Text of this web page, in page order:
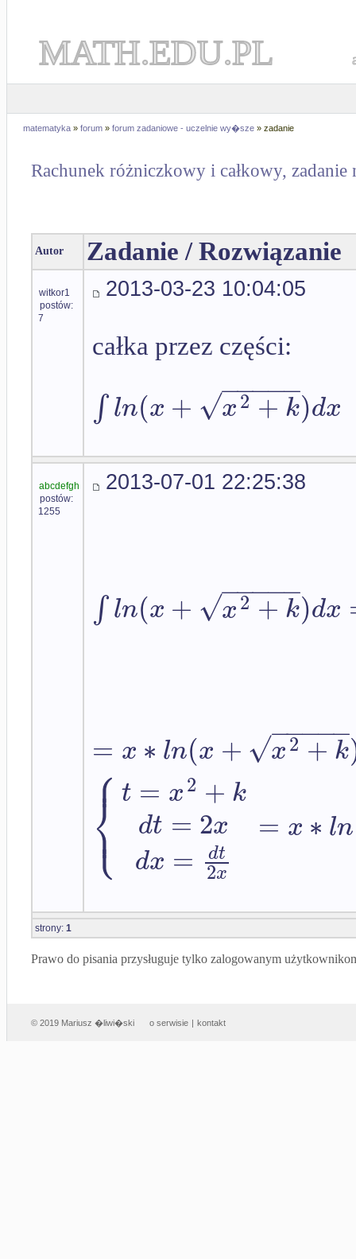
MATH.EDU.PL
matematyka » forum » forum zadaniowe - uczelnie wy�sze » zadanie
Rachunek różniczkowy i całkowy, zadanie
Autor Zadanie / Rozwiązanie
witkor1
postów:
7
2013-03-23 10:04:05
całka przez części:
∫ ln(x + x2 +k
− −
−−−
√ )dx
abcdefgh
postów:
1255
2013-07-01 22:25:38
∫ ln(x + x2 +k
− −
−−−
√ )dx
= x ∗ ln(x + x2 +k
− −
−−−
√
⎧
⎩
⎨
⎪
⎪
t = x2 + k
dt = 2x
dx = dt
2x
= x ∗ ln
strony: 1
Prawo do pisania przysługuje tylko zalogowanym
© 2019 Mariusz �liwi�ski o serwisie | kontakt